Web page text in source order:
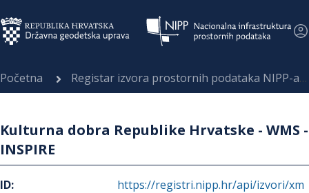
Početna Registar izvora prostornih podataka NIPP-a
Kulturna dobra Republike Hrvatske - WMS -
INSPIRE
ID:
https://registri.nipp.hr/api/izvori/xm